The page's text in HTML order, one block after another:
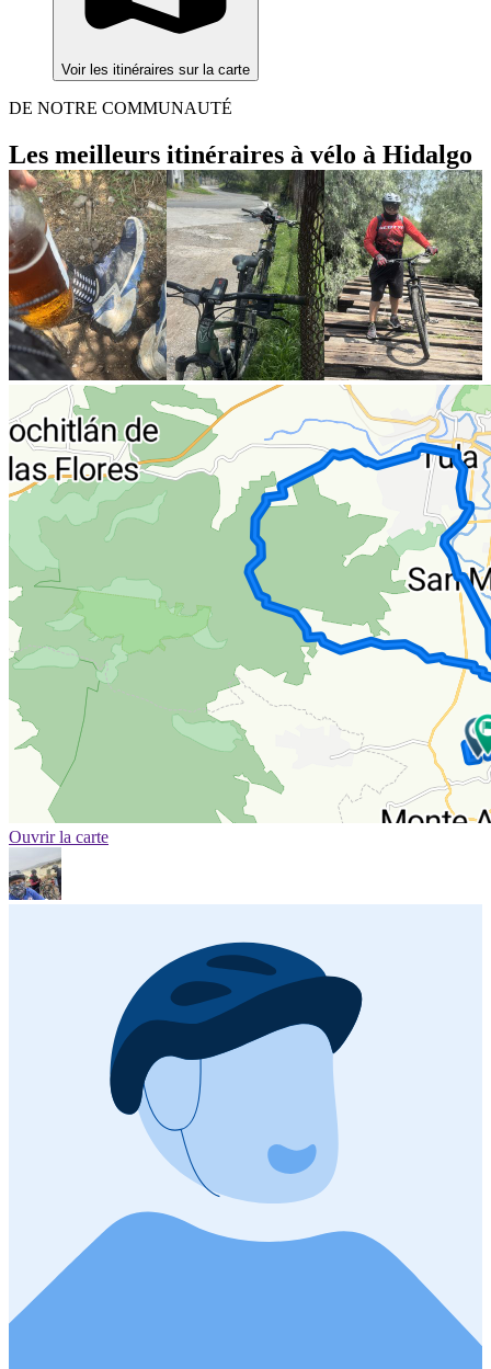
Voir les itinéraires sur la carte
DE NOTRE COMMUNAUTÉ
Les meilleurs itinéraires à vélo à Hidalgo
Ouvrir la carte